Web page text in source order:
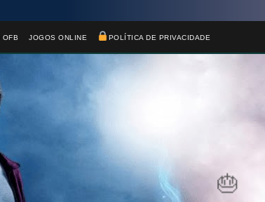
OFB JOGOS ONLINE POLÍTICA DE PRIVACIDADE